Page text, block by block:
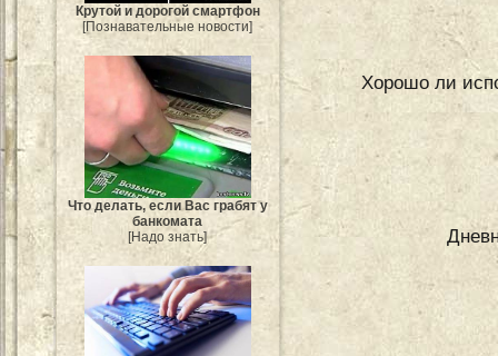
Крутой и дорогой смартфон
[Познавательные новости]
Что делать, если Вас грабят у
банкомата
[Надо знать]
Хорошо ли